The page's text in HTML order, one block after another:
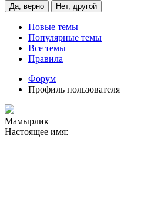
Да, верно Нет, другой
Новые темы
Популярные темы
Все темы
Правила
Форум
Профиль пользователя
Мамырлик
Настоящее имя: